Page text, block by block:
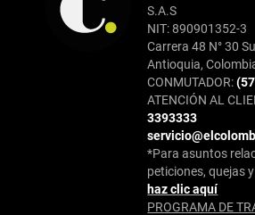
S.A.S
NIT: 890901352-3
Carrera 48 N° 30
Antioquia,
CONMUTADOR:
ATENCIÓN AL
3393333
*Para asuntos
peticiones, quejas
haz clic aquí
PROGRAMA DE